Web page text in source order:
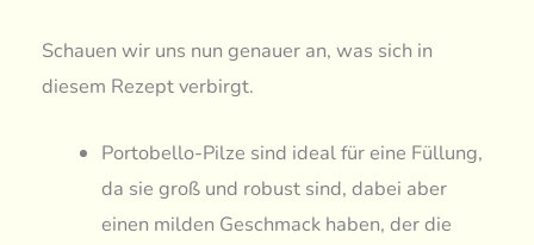
Schauen wir uns nun genauer an, was sich in
diesem Rezept verbirgt.
Portobello-Pilze sind ideal für eine Füllung,
da sie groß und robust sind, dabei aber
einen milden Geschmack haben, der die